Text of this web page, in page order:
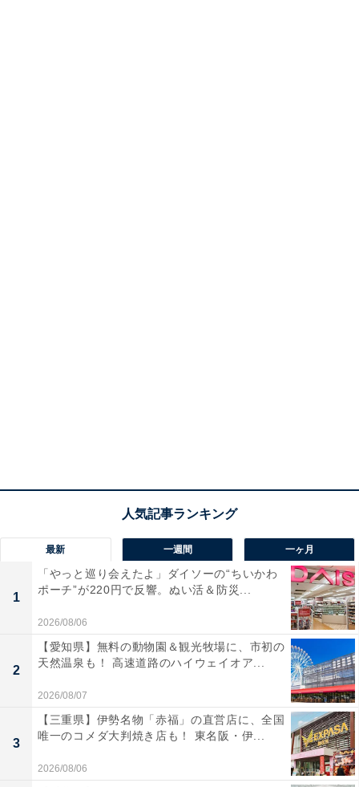
最新 一週間 一ヶ月
1
「やっと巡り会えたよ」ダイソーの“ちいかわ
ポーチ”が220円で反響。ぬい活＆防災...
2026/08/06
2
【愛知県】無料の動物園＆観光牧場に、市初の
天然温泉も！ 高速道路のハイウェイオア...
2026/08/07
3
【三重県】伊勢名物「赤福」の直営店に、全国
唯一のコメダ大判焼き店も！ 東名阪・伊...
2026/08/06